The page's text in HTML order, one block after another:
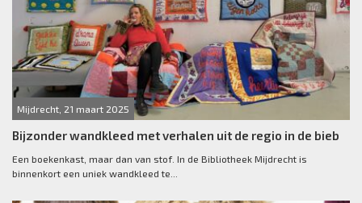
Mijdrecht, 21 maart 2025
Bijzonder wandkleed met verhalen uit de regio in de bieb
Een boekenkast, maar dan van stof. In de Bibliotheek Mijdrecht is
binnenkort een uniek wandkleed te...